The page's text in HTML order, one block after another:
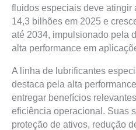
fluidos especiais deve atingir
14,3 bilhões em 2025 e
até 2034, impulsionado pela
alta performance em
A linha de lubrificantes
destaca pela alta
entregar benefícios
eficiência operacional. Suas
proteção de ativos, redução